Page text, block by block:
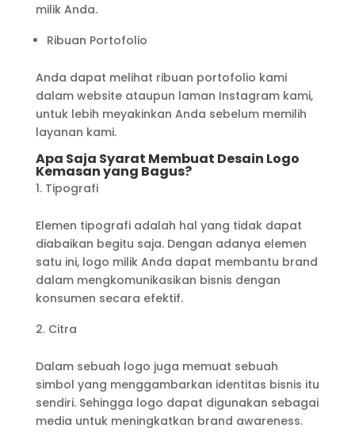
milik Anda.
Ribuan Portofolio
Anda dapat melihat ribuan portofolio kami
dalam website ataupun laman Instagram kami,
untuk lebih meyakinkan Anda sebelum memilih
layanan kami.
Apa Saja Syarat Membuat Desain Logo
Kemasan yang Bagus?
Tipografi
Elemen tipografi adalah hal yang tidak dapat
diabaikan begitu saja. Dengan adanya elemen
satu ini, logo milik Anda dapat membantu brand
dalam mengkomunikasikan bisnis dengan
konsumen secara efektif.
Citra
Dalam sebuah logo juga memuat sebuah
simbol yang menggambarkan identitas bisnis itu
sendiri. Sehingga logo dapat digunakan sebagai
media untuk meningkatkan brand awareness.